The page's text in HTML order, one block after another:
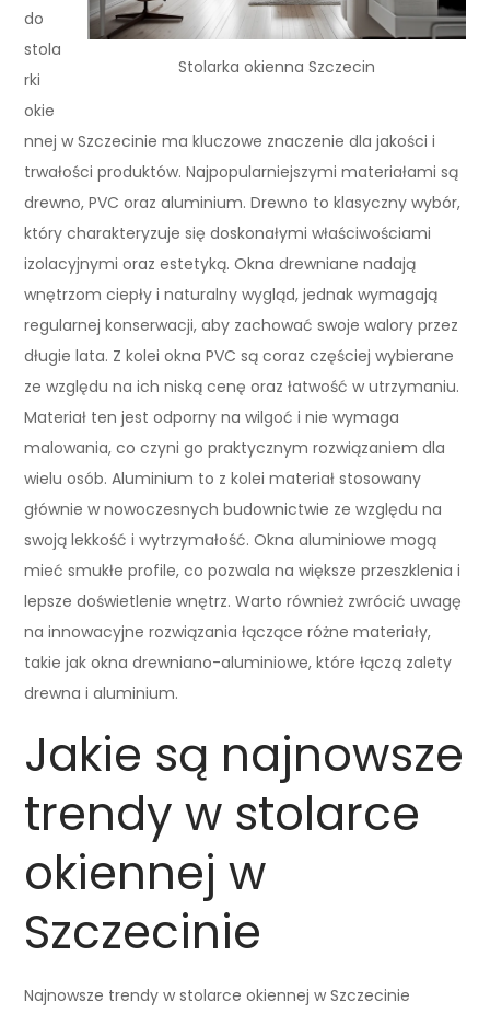
Stolarka okienna Szczecin
do
stola
rki
okie
nnej w Szczecinie ma kluczowe znaczenie dla jakości i
trwałości produktów. Najpopularniejszymi materiałami są
drewno, PVC oraz aluminium. Drewno to klasyczny wybór,
który charakteryzuje się doskonałymi właściwościami
izolacyjnymi oraz estetyką. Okna drewniane nadają
wnętrzom ciepły i naturalny wygląd, jednak wymagają
regularnej konserwacji, aby zachować swoje walory przez
długie lata. Z kolei okna PVC są coraz częściej wybierane
ze względu na ich niską cenę oraz łatwość w utrzymaniu.
Materiał ten jest odporny na wilgoć i nie wymaga
malowania, co czyni go praktycznym rozwiązaniem dla
wielu osób. Aluminium to z kolei materiał stosowany
głównie w nowoczesnych budownictwie ze względu na
swoją lekkość i wytrzymałość. Okna aluminiowe mogą
mieć smukłe profile, co pozwala na większe przeszklenia i
lepsze doświetlenie wnętrz. Warto również zwrócić uwagę
na innowacyjne rozwiązania łączące różne materiały,
takie jak okna drewniano-aluminiowe, które łączą zalety
drewna i aluminium.
Jakie są najnowsze
trendy w stolarce
okiennej w
Szczecinie
Najnowsze trendy w stolarce okiennej w Szczecinie